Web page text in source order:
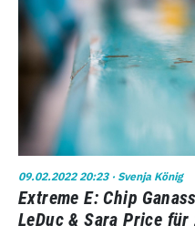
09.02.2022 20:23· Svenja König
Extreme E: Chip
LeDuc & Sara Price für